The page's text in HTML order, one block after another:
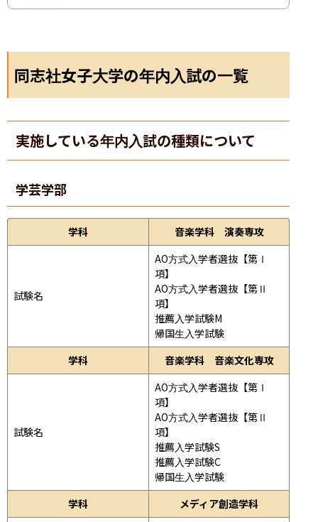
同志社女子大学の年内入試の一覧
実施している年内入試の種類について
学芸学部
学科 音楽学科 演奏専攻
試験名
AO方式入学者選抜【第Ⅰ
項】
AO方式入学者選抜【第Ⅱ
項】
推薦入学試験M
帰国生入学試験
学科
音楽学科 音楽文化専攻
試験名
AO方式入学者選抜【第Ⅰ
項】
AO方式入学者選抜【第Ⅱ
項】
推薦入学試験S
推薦入学試験C
帰国生入学試験
学科
メディア創造学科